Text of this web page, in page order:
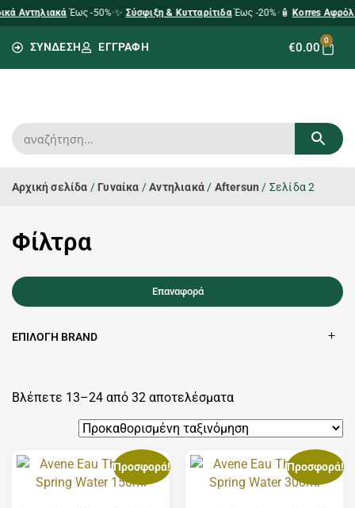
ΑντηλιακάΈως -50%•✨Σύσφιξη & ΚυτταρίτιδαΈως -20%•🧴Korres
ΣΥΝΔΕΣΗ ΕΓΓΡΑΦΗ €0.00 0
0
Αρχική σελίδα / Γυναίκα /Αντηλιακά / Aftersun / Σελίδα 2
Φίλτρα
Επαναφορά
ΕΠΙΛΟΓΗ BRAND
Βλέπετε 13–24 από 32 αποτελέσματα
Προσφορά! Προσφορά!